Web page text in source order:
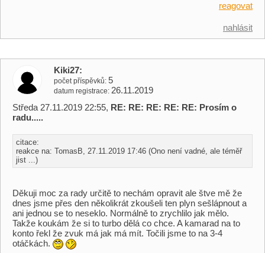
reagovat
nahlásit
Kiki27
počet příspěvků 5
datum registrace 26.11.2019
Středa 27.11.2019 22:55, RE: RE: RE: RE: RE: Prosím o
radu.....
citace:
reakce na: TomasB, 27.11.2019 17:46 (Ono není vadné, ale téměř
jist ...)
Děkuji moc za rady určitě to nechám opravit ale štve mě že
dnes jsme přes den několikrát zkoušeli ten plyn sešlápnout a
ani jednou se to neseklo. Normálně to zrychlilo jak mělo.
Takže koukám že si to turbo dělá co chce. A kamarad na to
konto řekl že zvuk má jak má mít. Točili jsme to na 3-4
otáčkách.